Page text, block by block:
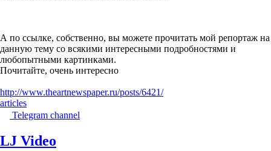
А по ссылке, собственно, вы можете прочитать мой репортаж на
данную тему со всякими интересными подробностями и
любопытными картинками.
Почитайте, очень интересно
http://www.theartnewspaper.ru/posts/6421/
articles
Telegram channel
LJ Video